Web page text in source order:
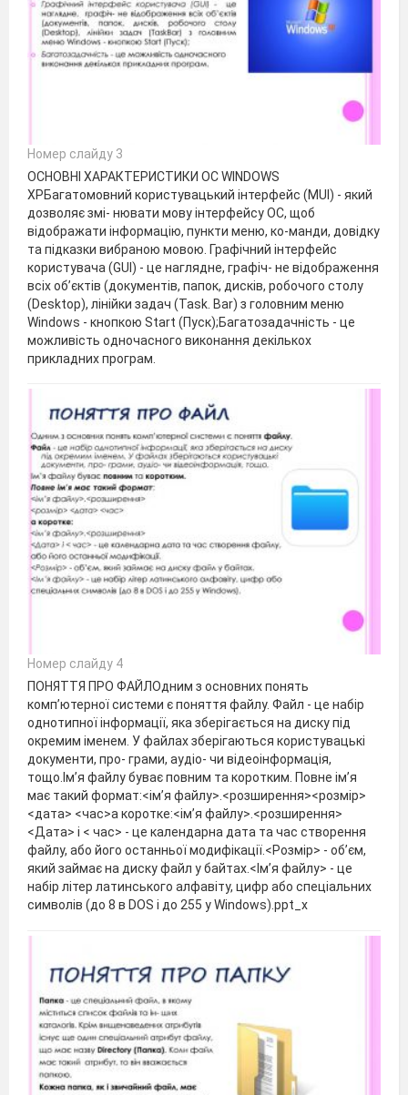
Номер слайду 3
ОСНОВНІ ХАРАКТЕРИСТИКИ ОС WINDOWS
XPБагатомовний користувацький інтерфейс (MUI) - який
дозволяє змі- нювати мову інтерфейсу ОС, щоб
відображати інформацію, пункти меню, ко-манди, довідку
та підказки вибраною мовою. Графічний інтерфейс
користувача (GUI) - це наглядне, графіч- не відображення
всіх об’єктів (документів, папок, дисків, робочого столу
(Desktop), лінійки задач (Task. Bar) з головним меню
Windows - кнопкою Start (Пуск);Багатозадачність - це
можливість одночасного виконання декількох
прикладних програм.
Номер слайду 4
ПОНЯТТЯ ПРО ФАЙЛОдним з основних понять
комп’ютерної системи є поняття файлу. Файл - це набір
однотипної інформації, яка зберігається на диску під
окремим іменем. У файлах зберігаються користувацькі
документи, про- грами, аудіо- чи відеоінформація,
тощо.Ім’я файлу буває повним та коротким. Повне ім’я
має такий формат:<ім’я файлу>.<розширення><розмір>
<дата> <час>а коротке:<ім’я файлу>.<розширення>
<Дата> і < час> - це календарна дата та час створення
файлу, або його останньої модифікації.<Розмір> - об’єм,
який займає на диску файл у байтах.<Ім’я файлу> - це
набір літер латинського алфавіту, цифр або спеціальних
символів (до 8 в DOS і до 255 у Windows).ppt_x